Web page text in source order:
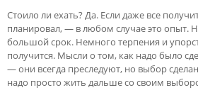
Стоило ли ехать? Да. Если даже все
планировал, — в любом случае это опыт.
большой срок. Немного терпения и
получится. Мысли о том, как надо было
— они всегда преследуют, но выбор
надо просто жить дальше со своим